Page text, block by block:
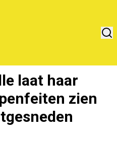
laat haar
zien